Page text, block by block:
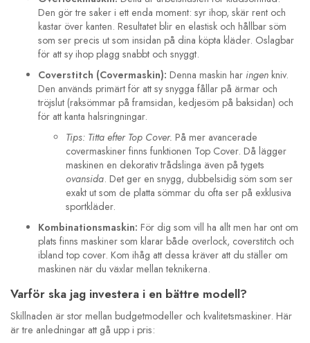
Den gör tre saker i ett enda moment: syr ihop, skär rent och
kastar över kanten. Resultatet blir en elastisk och hållbar söm
som ser precis ut som insidan på dina köpta kläder. Oslagbar
för att sy ihop plagg snabbt och snyggt.
Coverstitch (Covermaskin): Denna maskin har ingen kniv.
Den används primärt för att sy snygga fållar på ärmar och
tröjslut (raksömmar på framsidan, kedjesöm på baksidan) och
för att kanta halsringningar.
Tips: Titta efter Top Cover. På mer avancerade
covermaskiner finns funktionen Top Cover. Då lägger
maskinen en dekorativ trådslinga även på tygets
ovansida. Det ger en snygg, dubbelsidig söm som ser
exakt ut som de platta sömmar du ofta ser på exklusiva
sportkläder.
Kombinationsmaskin: För dig som vill ha allt men har ont om
plats finns maskiner som klarar både overlock, coverstitch och
ibland top cover. Kom ihåg att dessa kräver att du ställer om
maskinen när du växlar mellan teknikerna.
Varför ska jag investera i en bättre modell?
Skillnaden är stor mellan budgetmodeller och kvalitetsmaskiner. Här
är tre anledningar att gå upp i pris: